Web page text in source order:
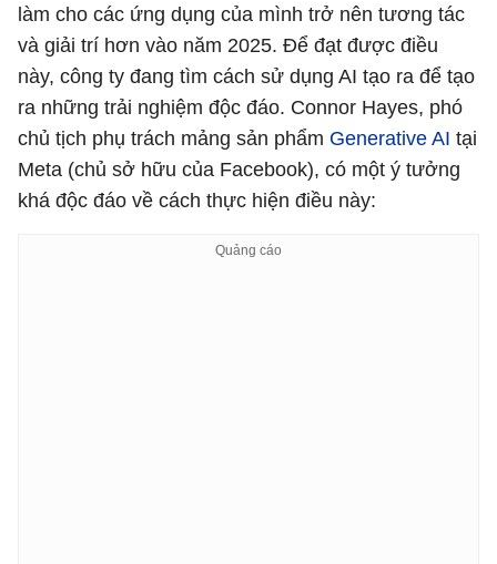
làm cho các ứng dụng của mình trở nên tương tác
và giải trí hơn vào năm 2025. Để đạt được điều
này, công ty đang tìm cách sử dụng AI tạo ra để tạo
ra những trải nghiệm độc đáo. Connor Hayes, phó
chủ tịch phụ trách mảng sản phẩm Generative AI tại
Meta (chủ sở hữu của Facebook), có một ý tưởng
khá độc đáo về cách thực hiện điều này: